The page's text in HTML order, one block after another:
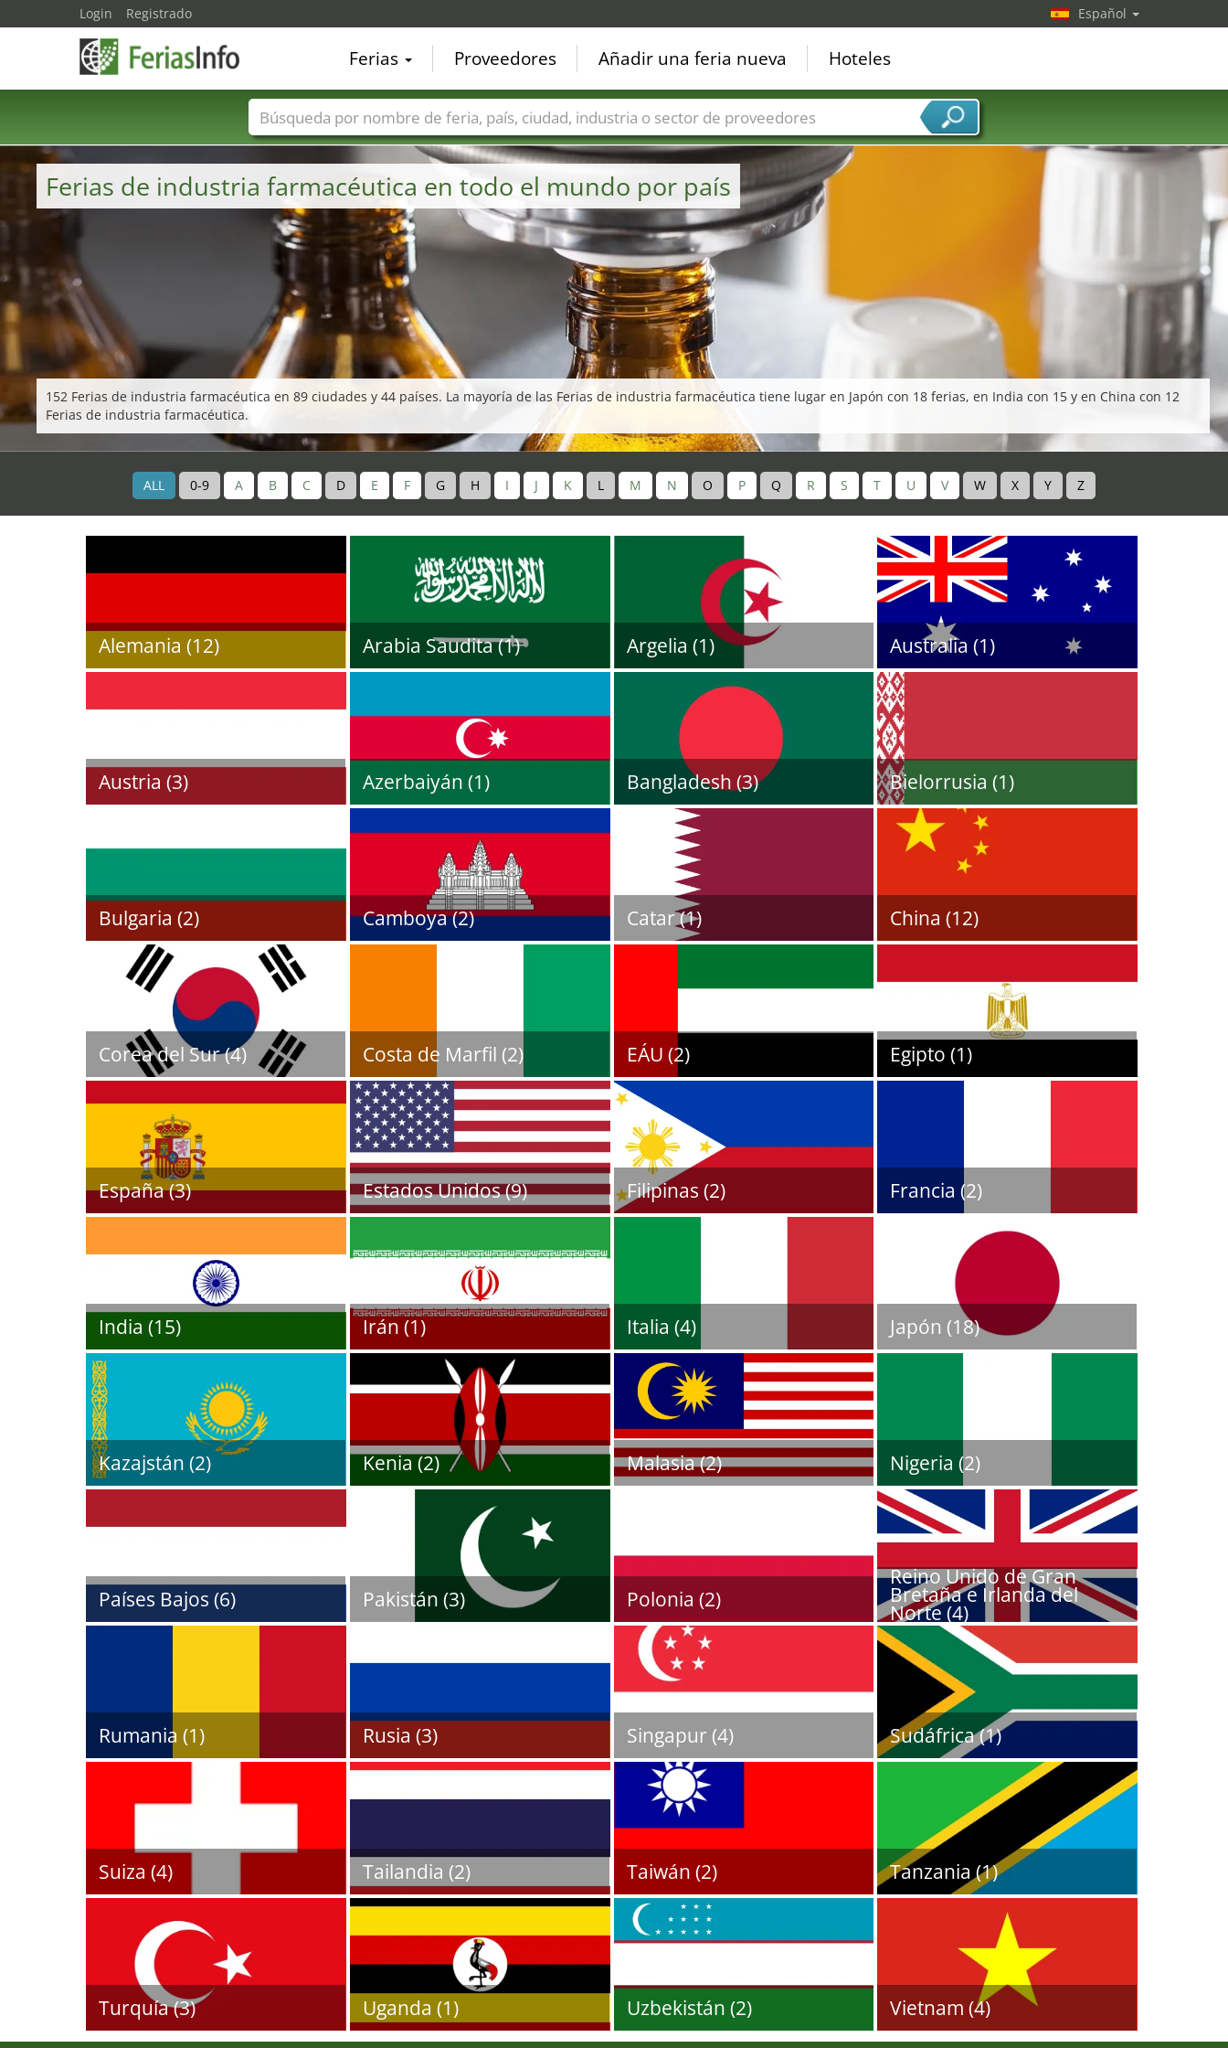
Ferias de industria farmacéutica en todo el mundo por país
152 Ferias de industria farmacéutica en 89 ciudades y 44 países. La mayoría de las Ferias de industria farmacéutica tiene lugar en Japón con 18 ferias, en India con 15 y en China con 12
Ferias de industria farmacéutica.
ALL 0-9 A B C D E F G H I J K L M N O P Q R S T U V W X Y Z
Alemania (12) Arabia Saudita (1) Argelia (1) Australia (1)
Austria (3) Azerbaiyán (1) Bangladesh (3) Bielorrusia (1)
Bulgaria (2) Camboya (2) Catar (1) China (12)
Corea del Sur (4) Costa de Marfil (2) EÁU (2) Egipto (1)
España (3) Estados Unidos (9) Filipinas (2) Francia (2)
India (15) Irán (1) Italia (4) Japón (18)
Kazajstán (2) Kenia (2) Malasia (2) Nigeria (2)
Países Bajos (6) Pakistán (3) Polonia (2)
Reino Unido de Gran
Bretaña e Irlanda del
Norte (4)
Rumania (1) Rusia (3) Singapur (4) Sudáfrica (1)
Suiza (4) Tailandia (2) Taiwán (2) Tanzania (1)
Turquía (3) Uganda (1) Uzbekistán (2) Vietnam (4)
Login Registrado Español
Ferias Proveedores Añadir una feria nueva Hoteles
Nombres de ferias Países Ciudades Sectores de ferias Sectores de proveedor de servicios